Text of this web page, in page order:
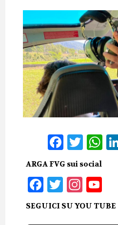
ARGA FVG sui social
Facebook
Twitter
SEGUICI SU YOU TUBE